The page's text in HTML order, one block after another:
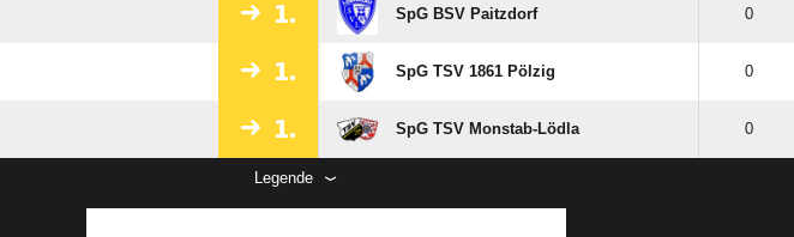
1. SpG BSV Paitzdorf 0
1. SpG TSV 1861 Pölzig 0
1. SpG TSV Monstab-Lödla 0
Legende